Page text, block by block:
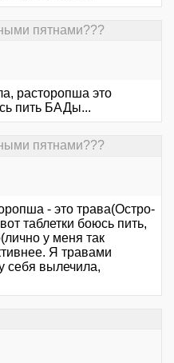
пятнами???
расторопша это
пить БАДы...
пятнами???
- это трава(Остро-
таблетки боюсь пить,
у меня так
Я травами
себя вылечила,